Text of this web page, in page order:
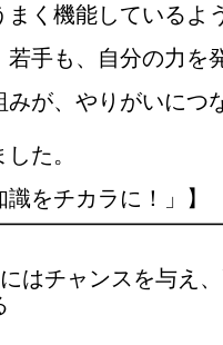
く機能しているよ
手も、自分の力を
が、やりがいにつ
た。
をチカラに！」】
チャンスを与え、